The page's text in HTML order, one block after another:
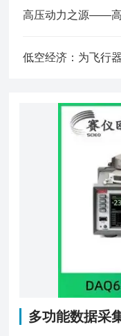
低空经济：为飞行
多功能数据采